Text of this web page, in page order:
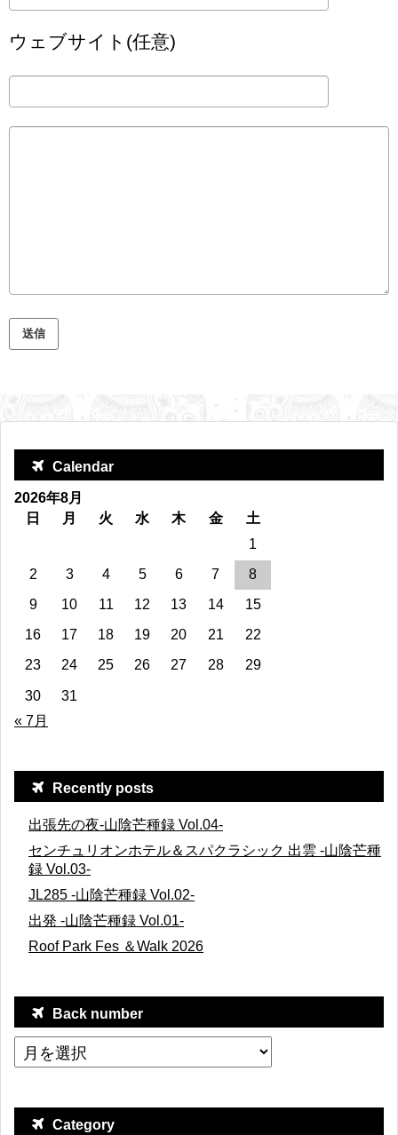
ウェブサイト(任意)
Calendar
2026年8月
日
月 火 水 木 金
土
1
2
3 4 5 6 7
8
9
10 11 12 13 14
15
16
17 18 19 20 21
22
23
24 25 26 27 28 29
30
31
« 7月
Recently posts
出張先の夜-山陰芒種録 Vol.04-
センチュリオンホテル＆スパクラシック 出雲 -山陰芒種
録 Vol.03-
JL285 -山陰芒種録 Vol.02-
出発 -山陰芒種録 Vol.01-
Roof Park Fes ＆Walk 2026
Back number
Category